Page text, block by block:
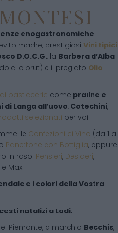
enogastronomiche
madre, prestigiosi Vini tipici
D.O.C.G., la Barbera d’Alba
o brut) e il pregiato Olio
pasticceria come praline e
di Langa all’uovo, Cotechini,
selezionati per voi.
le Confezioni di Vino (da 1 a
Panettone con Bottiglia, oppure
in raso: Pensieri, Desideri,
e Maxi.
e i colori della Vostra
natalizi a Lodi:
Piemonte, a marchio Becchis,